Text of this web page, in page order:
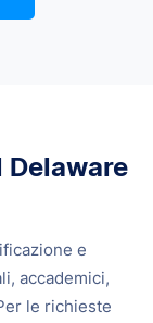
e
accademici,
le richieste